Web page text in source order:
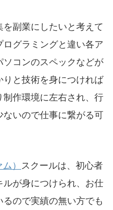
副業にしたいと考えて
グラミングと違い各ア
コンのスペックなどが
と技術を身につければ
作環境に左右され、行
いので仕事に繋がる可
） スクールは、初心者
が身につけられ、お仕
ので実績の無い方でも